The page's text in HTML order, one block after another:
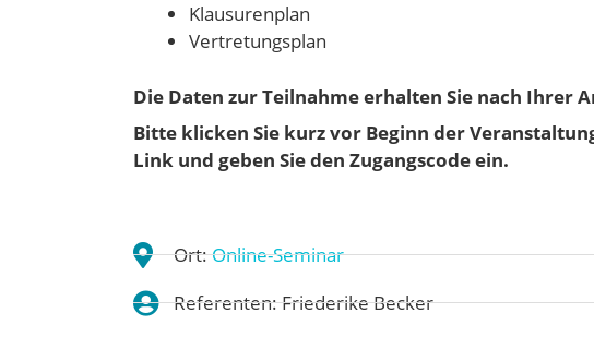
Klausurenplan
Vertretungsplan
Die Daten zur Teilnahme erhalten Sie nach Ihrer
Bitte klicken Sie kurz vor Beginn der
Link und geben Sie den Zugangscode ein.
Ort:Online-Seminar
Referenten: Friederike Becker